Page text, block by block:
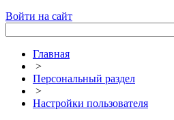
Войти на сайт
Главная
>
Персональный раздел
>
Настройки пользователя